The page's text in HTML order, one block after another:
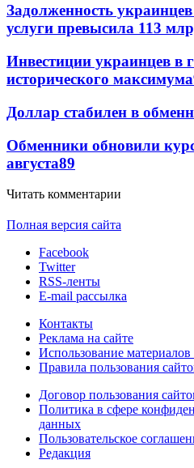
Задолженность
услуги превысила 113
Инвестиции украинцев в
исторического максимума
Доллар стабилен в
Обменники обновили
августа89
Читать комментарии
Полная версия сайта
Facebook
Twitter
RSS-ленты
E-mail рассылка
Контакты
Реклама на сайте
Использование материалов
Правила пользования
Договор пользования
Политика в сфере
данных
Пользовательское
Редакция